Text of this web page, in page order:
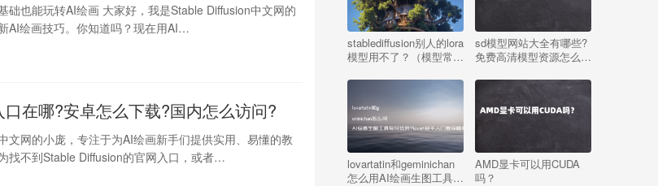
础也能玩转AI绘画 大家好，我是Stable Diffusion中文网的
AI绘画技巧。你知道吗？现在用AI…
在哪?安卓怎么下载?国内怎么访问?
文网的小庞，专注于为AI绘画新手们提供实用、易懂的教
找不到Stable Diffusion的官网入口，或者…
stablediffusion别人的lora
模型用不了？（模型常见
sd模型网站大全有哪些?
免费高清模型资源怎么
lovartatin和geminichan
怎么用AI绘画生图工具有
AMD显卡可以用CUDA
吗？